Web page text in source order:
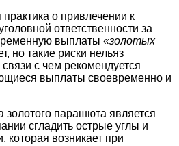
о привлечении к
ответственности за
выплаты «золотых
но такие риски нельяз
с чем рекомендуется
выплаты своевременно и
парашюта является
сгладить острые углы и
которая возникает при